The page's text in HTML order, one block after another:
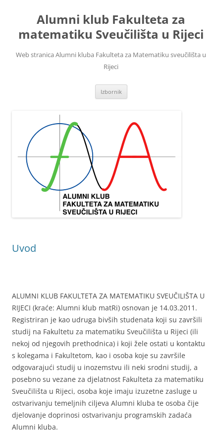
sadržajaAlumni klub Fakulteta za
matematiku Sveučilišta u Rijeci
Web stranica Alumni kluba Fakulteta za Matematiku sveučilišta u
Rijeci
Izbornik
Uvod
ALUMNI KLUB FAKULTETA ZA MATEMATIKU SVEUČILIŠTA U
RIJECI (kraće: Alumni klub matRi) osnovan je 14.03.2011.
Registriran je kao udruga bivših studenata koji su završili
studij na Fakultetu za matematiku Sveučilišta u Rijeci (ili
nekoj od njegovih prethodnica) i koji žele ostati u kontaktu
s kolegama i Fakultetom, kao i osoba koje su završile
odgovarajući studij u inozemstvu ili neki srodni studij, a
posebno su vezane za djelatnost Fakulteta za matematiku
Sveučilišta u Rijeci, osoba koje imaju izuzetne zasluge u
ostvarivanju temeljnih ciljeva Alumni kluba te osoba čije
djelovanje doprinosi ostvarivanju programskih zadaća
Alumni kluba.